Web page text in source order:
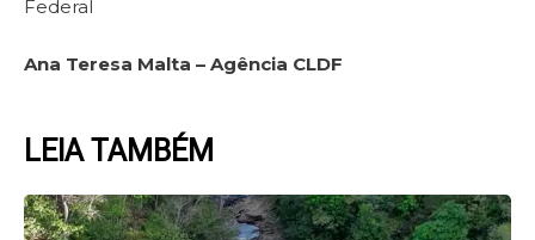
Federal
Ana Teresa Malta – Agência CLDF
LEIA TAMBÉM
PagePagePagePagePage